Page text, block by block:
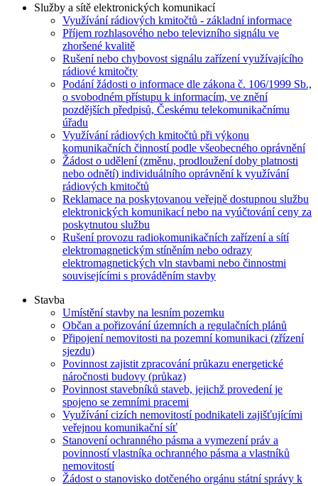
Služby a sítě elektronických komunikací
Využívání rádiových kmitočtů - základní informace
Příjem rozhlasového nebo televizního signálu ve
zhoršené kvalitě
Rušení nebo chybovost signálu zařízení využívajícího
rádiové kmitočty
Podání žádosti o informace dle zákona č. 106/1999 Sb.,
o svobodném přístupu k informacím, ve znění
pozdějších předpisů, Českému telekomunikačnímu
úřadu
Využívání rádiových kmitočtů při výkonu
komunikačních činností podle všeobecného oprávnění
Žádost o udělení (změnu, prodloužení doby platnosti
nebo odnětí) individuálního oprávnění k využívání
rádiových kmitočtů
Reklamace na poskytovanou veřejně dostupnou službu
elektronických komunikací nebo na vyúčtování ceny za
poskytnutou službu
Rušení provozu radiokomunikačních zařízení a sítí
elektromagnetickým stíněním nebo odrazy
elektromagnetických vln stavbami nebo činnostmi
souvisejícími s prováděním stavby
Stavba
Umístění stavby na lesním pozemku
Občan a pořizování územních a regulačních plánů
Připojení nemovitosti na pozemní komunikaci (zřízení
sjezdu)
Povinnost zajistit zpracování průkazu energetické
náročnosti budovy (průkaz)
Povinnost stavebníků staveb, jejichž provedení je
spojeno se zemními pracemi
Využívání cizích nemovitostí podnikateli zajišťujícími
veřejnou komunikační síť
Stanovení ochranného pásma a vymezení práv a
povinností vlastníka ochranného pásma a vlastníků
nemovitostí
Žádost o stanovisko dotčeného orgánu státní správy k